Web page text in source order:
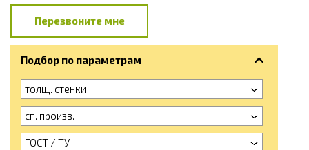
Перезвоните мне
Подбор по параметрам
толщ. стенки
сп. произв.
ГОСТ / ТУ